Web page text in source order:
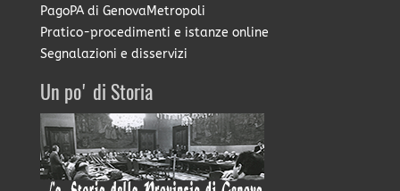
PagoPA di GenovaMetropoli
Pratico-procedimenti e istanze online
Segnalazioni e disservizi
Un po' di Storia